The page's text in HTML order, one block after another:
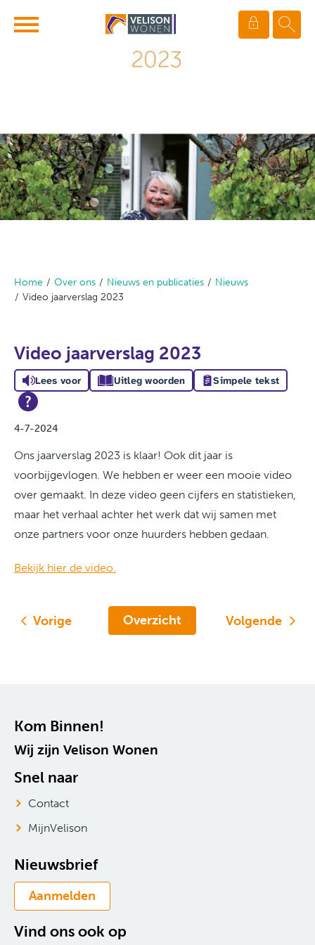
Naar de homepage
Ga naar Hoofd
Home Over ons Nieuws en publicaties
Nieuws
Video jaarverslag 2023
Video jaarverslag 2023
Lees voor Uitleg woorden Simpele tekst
4-7-2024
Ons jaarverslag 2023 is klaar! Ook dit jaar is
voorbijgevlogen. We hebben er weer een mooie video
over gemaakt. In deze video geen cijfers en statistieken,
maar het verhaal achter het werk dat wij samen met
onze partners voor onze huurders hebben gedaan.
Bekijk hier de video.
Volgende
Overzicht
Vorige
Contactinformatie
Kom Binnen!
Wij zijn Velison Wonen
Snel naar
Contact
MijnVelison
Nieuwsbrief
Aanmelden
Vind ons ook op